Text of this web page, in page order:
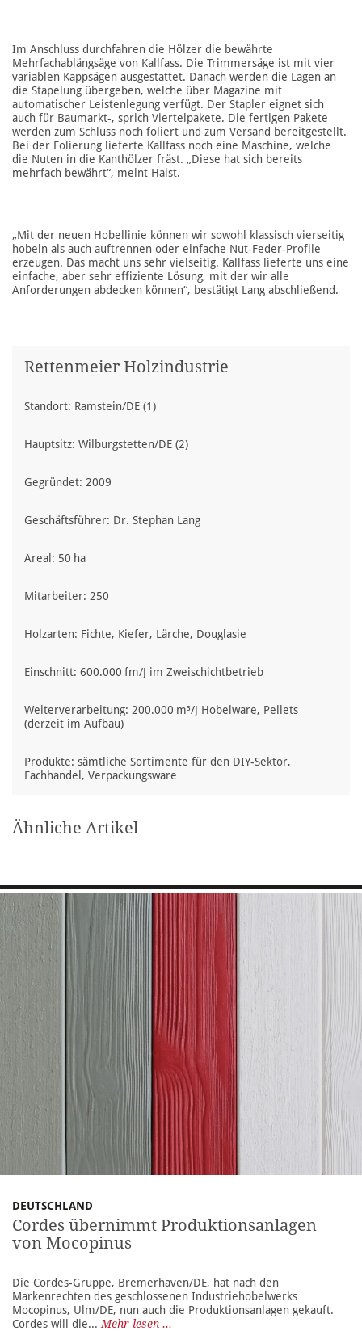
Im Anschluss durchfahren die Hölzer die bewährte
Mehrfachablängsäge von Kallfass. Die Trimmersäge ist mit vier
variablen Kappsägen ausgestattet. Danach werden die Lagen an
die Stapelung übergeben, welche über Magazine mit
automatischer Leistenlegung verfügt. Der Stapler eignet sich
auch für Baumarkt-, sprich Viertelpakete. Die fertigen Pakete
werden zum Schluss noch foliert und zum Versand bereitgestellt.
Bei der Folierung lieferte Kallfass noch eine Maschine, welche
die Nuten in die Kanthölzer fräst. „Diese hat sich bereits
mehrfach bewährt“, meint Haist.
„Mit der neuen Hobellinie können wir sowohl klassisch vierseitig
hobeln als auch auftrennen oder einfache Nut-Feder-Profile
erzeugen. Das macht uns sehr vielseitig. Kallfass lieferte uns eine
einfache, aber sehr effiziente Lösung, mit der wir alle
Anforderungen abdecken können“, bestätigt Lang abschließend.
Rettenmeier Holzindustrie
Standort: Ramstein/DE (1)
Hauptsitz: Wilburgstetten/DE (2)
Gegründet: 2009
Geschäftsführer: Dr. Stephan Lang
Areal: 50 ha
Mitarbeiter: 250
Holzarten: Fichte, Kiefer, Lärche, Douglasie
Einschnitt: 600.000 fm/J im Zweischichtbetrieb
Weiterverarbeitung: 200.000 m³/J Hobelware, Pellets
(derzeit im Aufbau)
Produkte: sämtliche Sortimente für den DIY-Sektor,
Fachhandel, Verpackungsware
Ähnliche Artikel
DEUTSCHLAND
Cordes übernimmt Produktionsanlagen
von Mocopinus
Die Cordes-Gruppe, Bremerhaven/DE, hat nach den
Markenrechten des geschlossenen Industriehobelwerks
Mocopinus, Ulm/DE, nun auch die Produktionsanlagen gekauft.
Cordes will die... Mehr lesen ...